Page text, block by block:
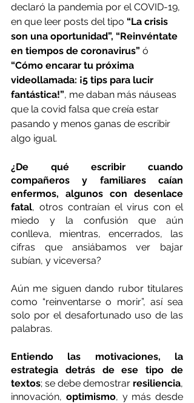
declaró la pandemia por el COVID-19,
en que leer posts del tipo “La crisis
son una oportunidad”, “Reinvéntate
en tiempos de coronavirus” ó
“Cómo encarar tu próxima
videollamada: ¡5 tips para lucir
fantástica!”, me daban más náuseas
que la covid falsa que creía estar
pasando y menos ganas de escribir
algo igual.
¿De qué escribir cuando
compañeros y familiares caían
enfermos, algunos con desenlace
fatal, otros contraían el virus con el
miedo y la confusión que aún
conlleva, mientras, encerrados, las
cifras que ansiábamos ver bajar
subían, y viceversa?
Aún me siguen dando rubor titulares
como “reinventarse o morir”, así sea
solo por el desafortunado uso de las
palabras.
Entiendo las motivaciones, la
estrategia detrás de ese tipo de
textos; se debe demostrar resiliencia,
innovación, optimismo, y más desde